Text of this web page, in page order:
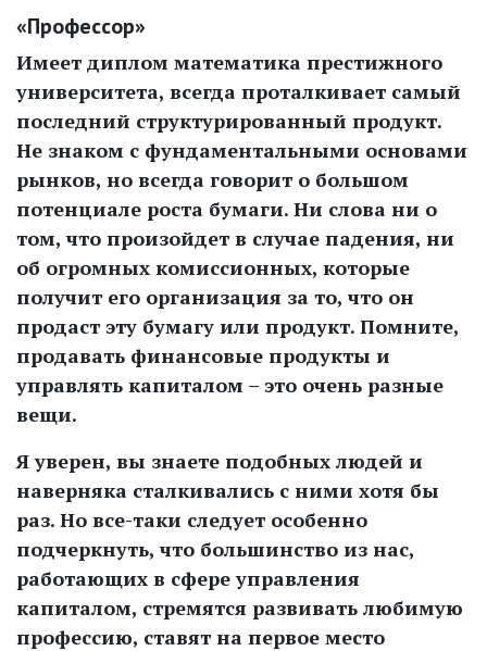
«Профессор»
Имеет диплом математика престижного
университета, всегда проталкивает самый
последний структурированный продукт.
Не знаком с фундаментальными основами
рынков, но всегда говорит о большом
потенциале роста бумаги. Ни слова ни о
том, что произойдет в случае падения, ни
об огромных комиссионных, которые
получит его организация за то, что он
продаст эту бумагу или продукт. Помните,
продавать финансовые продукты и
управлять капиталом – это очень разные
вещи.
Я уверен, вы знаете подобных людей и
наверняка сталкивались с ними хотя бы
раз. Но все-таки следует особенно
подчеркнуть, что большинство из нас,
работающих в сфере управления
капиталом, стремятся развивать любимую
профессию, ставят на первое место